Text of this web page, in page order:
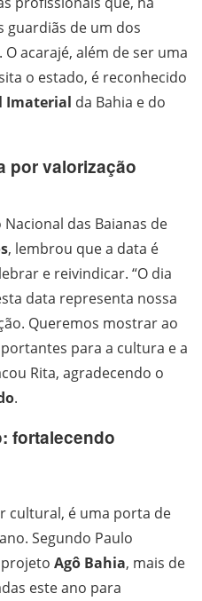
guardiãs de um dos
acarajé, além de ser uma
o estado, é reconhecido
Imaterial da Bahia e do
por valorização
das Baianas de
, lembrou que a data é
e reivindicar. “O dia
data representa nossa
Queremos mostrar ao
para a cultura e a
Rita, agradecendo o
.
fortalecendo
cultural, é uma porta de
Segundo Paulo
Agô Bahia, mais de
este ano para